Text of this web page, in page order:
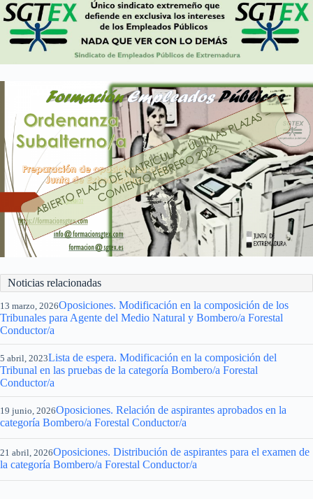
Noticias relacionadas
13 marzo, 2026Oposiciones. Modificación en la composición de los
Tribunales para Agente del Medio Natural y Bombero/a Forestal
Conductor/a
5 abril, 2023Lista de espera. Modificación en la composición del
Tribunal en las pruebas de la categoría Bombero/a Forestal
Conductor/a
19 junio, 2026Oposiciones. Relación de aspirantes aprobados en la
categoría Bombero/a Forestal Conductor/a
21 abril, 2026Oposiciones. Distribución de aspirantes para el examen de
la categoría Bombero/a Forestal Conductor/a